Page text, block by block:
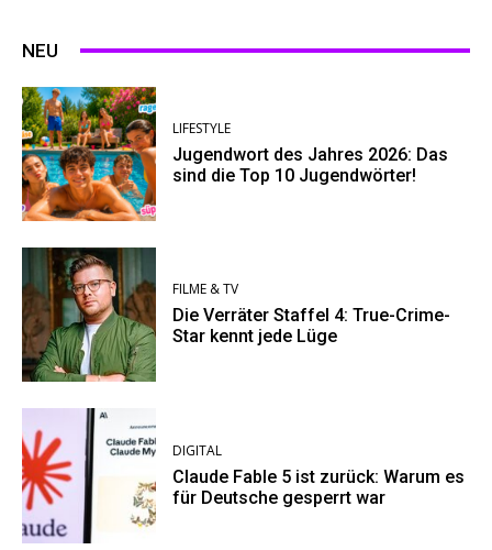
NEU
LIFESTYLE
Jugendwort des Jahres 2026: Das
sind die Top 10 Jugendwörter!
FILME & TV
Die Verräter Staffel 4: True-Crime-
Star kennt jede Lüge
DIGITAL
Claude Fable 5 ist zurück: Warum es
für Deutsche gesperrt war